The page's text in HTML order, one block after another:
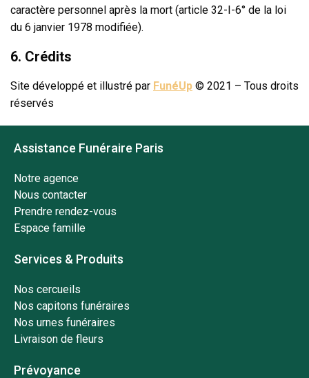
caractère personnel après la mort (article 32-I-6° de la loi
du 6 janvier 1978 modifiée).
6. Crédits
Site développé et illustré par FunéUp © 2021 – Tous droits
réservés
Assistance Funéraire Paris
Notre agence
Nous contacter
Prendre rendez-vous
Espace famille
Services & Produits
Nos cercueils
Nos capitons funéraires
Nos urnes funéraires
Livraison de fleurs
Prévoyance